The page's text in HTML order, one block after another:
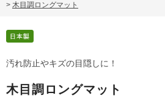
> 木目調ロングマット
汚れ防止やキズの目隠しに！
木目調ロングマット